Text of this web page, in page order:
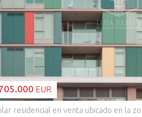
CARGANDO...
EUR